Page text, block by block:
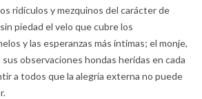
ridículos y mezquinos del carácter de
piedad el velo que cubre los
y las esperanzas más íntimas; el monje,
observaciones hondas heridas en cada
a todos que la alegría externa no puede